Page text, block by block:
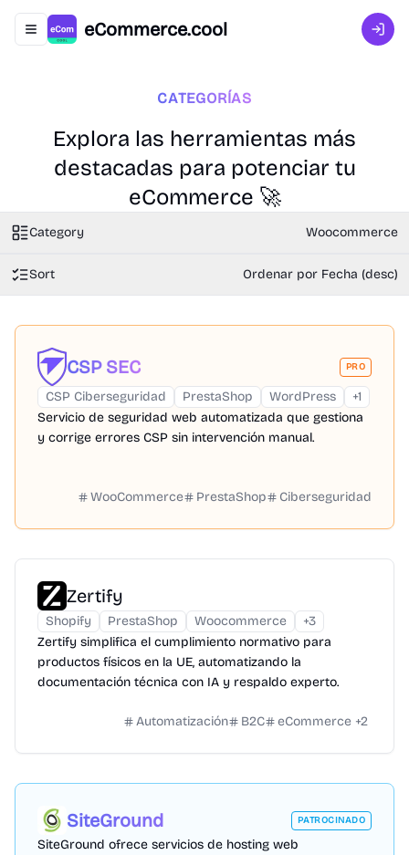
Abrir menú de navegación
eCommerce.cool
CATEGORÍAS
Explora las herramientas más
destacadas para potenciar tu
eCommerce 🚀
Category Woocommerce
Sort Ordenar por Fecha (desc)
CSP SEC PRO
CSP Ciberseguridad PrestaShop WordPress +1
Servicio de seguridad web automatizada que gestiona
y corrige errores CSP sin intervención manual.
WooCommerce PrestaShop Ciberseguridad
Zertify
Shopify PrestaShop Woocommerce +3
Zertify simplifica el cumplimiento normativo para
productos físicos en la UE, automatizando la
documentación técnica con IA y respaldo experto.
Automatización B2C eCommerce +2
SiteGround PATROCINADO
SiteGround ofrece servicios de hosting web